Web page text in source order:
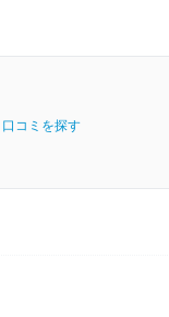
口コミを探す